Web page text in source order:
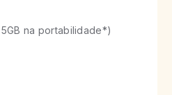
5GB na portabilidade*)